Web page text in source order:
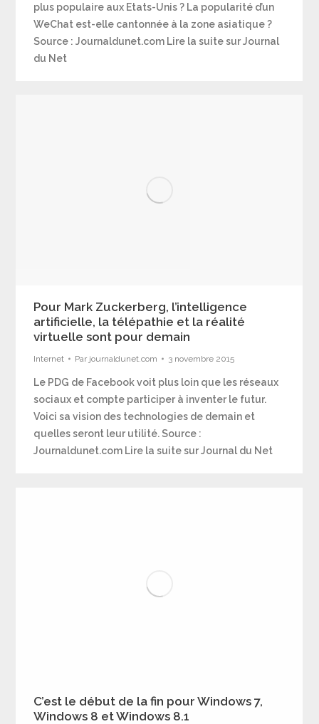
plus populaire aux Etats-Unis ? La popularité d’un
WeChat est-elle cantonnée à la zone asiatique ?
Source : Journaldunet.com Lire la suite sur Journal
du Net
Pour Mark Zuckerberg, l’intelligence
artificielle, la télépathie et la réalité
virtuelle sont pour demain
Internet Par journaldunet.com 3 novembre 2015
Le PDG de Facebook voit plus loin que les réseaux
sociaux et compte participer à inventer le futur.
Voici sa vision des technologies de demain et
quelles seront leur utilité. Source :
Journaldunet.com Lire la suite sur Journal du Net
C’est le début de la fin pour Windows 7,
Windows 8 et Windows 8.1